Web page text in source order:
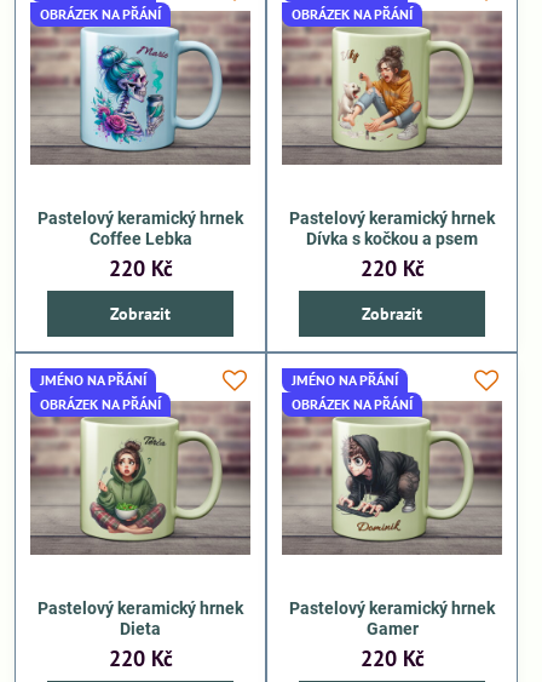
OBRÁZEK NA PŘÁNÍ
Pastelový keramický hrnek
Coffee Lebka
220 Kč
Zobrazit
OBRÁZEK NA PŘÁNÍ
Pastelový keramický hrnek
Dívka s kočkou a psem
220 Kč
Zobrazit
JMÉNO NA PŘÁNÍ
OBRÁZEK NA PŘÁNÍ
Pastelový keramický hrnek
Dieta
220 Kč
JMÉNO NA PŘÁNÍ
OBRÁZEK NA PŘÁNÍ
Pastelový keramický hrnek
Gamer
220 Kč